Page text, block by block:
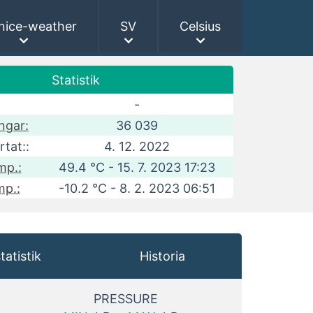
weather SV Celsius
Statistik
-
36 039
4. 12. 2022
49.4 °C - 15. 7. 2023 17:23
-10.2 °C - 8. 2. 2023 06:51
Historia
PRESSURE